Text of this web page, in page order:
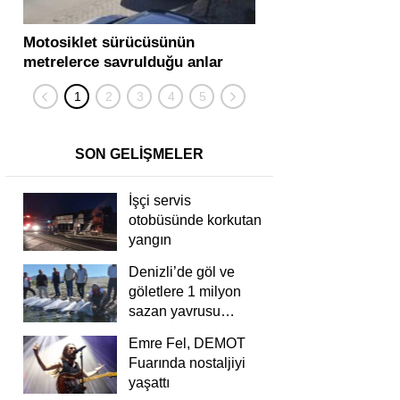
Motosiklet sürücüsünün
metrelerce savrulduğu anlar
güvenlik kamerasında
SON GELİŞMELER
İşçi servis
otobüsünde korkutan
yangın
Denizli’de göl ve
göletlere 1 milyon
sazan yavrusu
Emre Fel, DEMOT
Fuarında nostaljiyi
yaşattı